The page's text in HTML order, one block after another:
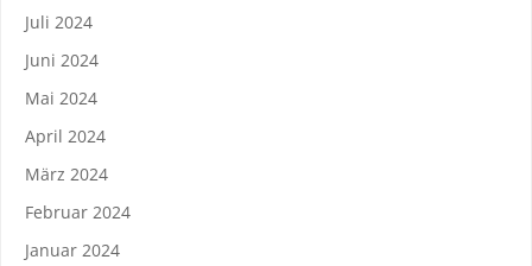
Juli 2024
Juni 2024
Mai 2024
April 2024
März 2024
Februar 2024
Januar 2024